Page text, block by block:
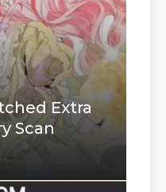
Extra
Scan